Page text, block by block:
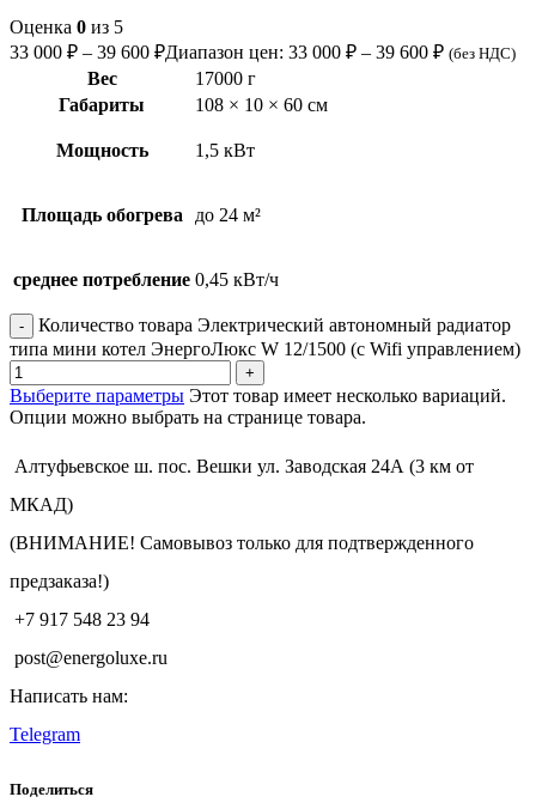
Оценка 0 из 5
33 000 ₽ – 39 600 ₽Диапазон цен: 33 000 ₽ – 39 600 ₽ (без НДС)
Вес
17000 г
Габариты
108 × 10 × 60 см
Мощность 1,5 кВт
Площадь обогрева до 24 м²
среднее потребление 0,45 кВт/ч
Количество товара Электрический автономный радиатор
типа мини котел ЭнергоЛюкс W 12/1500 (с Wifi управлением)
Выберите параметры Этот товар имеет несколько вариаций.
Опции можно выбрать на странице товара.
Алтуфьевское ш. пос. Вешки ул. Заводская 24А (3 км от
МКАД)
(ВНИМАНИЕ! Самовывоз только для подтвержденного
предзаказа!)
+7 917 548 23 94
post@energoluxe.ru
Написать нам:
Telegram
Поделиться